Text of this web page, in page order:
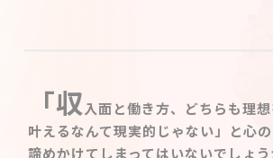
「収 入面と働き方、どちらも理想
叶えるなんて現実的じゃない」と心
諦めかけてしまってはいないでしょう